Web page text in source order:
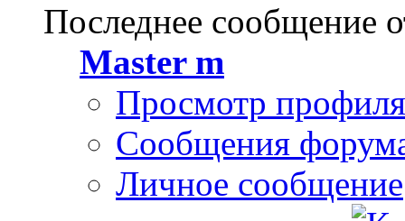
Последнее сообщение
Master m
Просмотр профиля
Сообщения
Личное сообщение